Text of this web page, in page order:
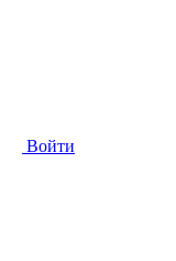
Войти